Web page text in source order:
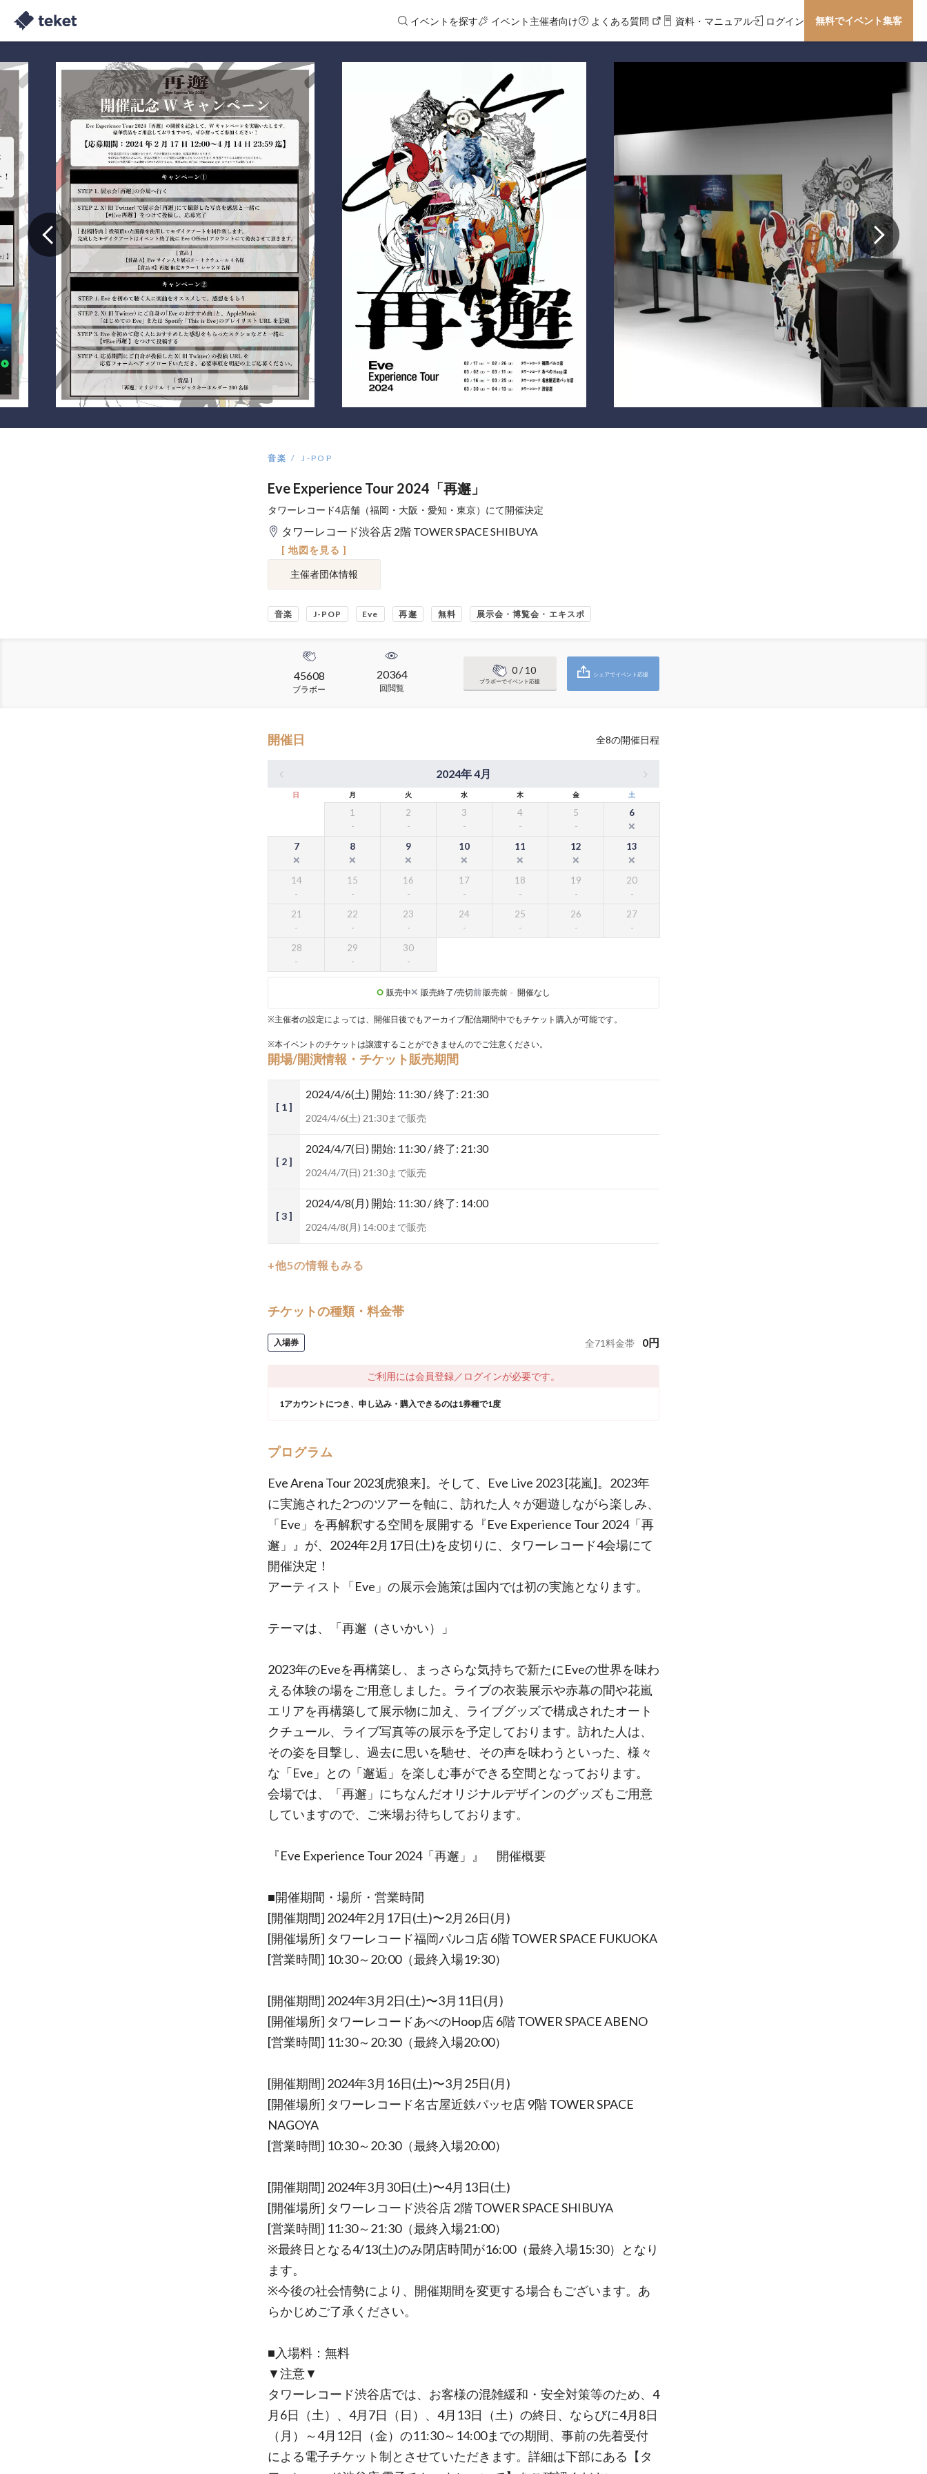
イベントを探す イベント主催者向け よくある質問 資料・マニュアル ログイン 無料でイベント集客
音楽 J-POP
Eve Experience Tour 2024「再邂」
タワーレコード4店舗（福岡・大阪・愛知・東京）にて開催決定
タワーレコード渋谷店 2階 TOWER SPACE SHIBUYA
[ 地図を見る ]
主催者団体情報
音楽 J-POP Eve 再邂 無料 展示会・博覧会・エキスポ
45608
ブラボー
20364
回閲覧
0/ 10
ブラボーでイベント応援
シェアでイベント応援
開催日 全8の開催日程
2024年 4月
日 月 火 水 木 金 土
1 2 3 4 5 6
7 8 9 10 11 12 13
14 15 16 17 18 19 20
21 22 23 24 25 26 27
28 29 30
販売中 販売終了/売切前販売前 - 開催なし
※主催者の設定によっては、開催日後でもアーカイブ配信期間中でもチケット購入が可能です。
※本イベントのチケットは譲渡することができませんのでご注意ください。
開場/開演情報・チケット販売期間
[ 1 ]
2024/4/6(土) 開始: 11:30 / 終了: 21:30
2024/4/6(土) 21:30まで販売
[ 2 ]
2024/4/7(日) 開始: 11:30 / 終了: 21:30
2024/4/7(日) 21:30まで販売
[ 3 ]
2024/4/8(月) 開始: 11:30 / 終了: 14:00
2024/4/8(月) 14:00まで販売
+他5の情報もみる
チケットの種類・料金帯
入場券 全71料金帯 0円
ご利用には会員登録／ログインが必要です。
1アカウントにつき、申し込み・購入できるのは1券種で1度
プログラム
Eve Arena Tour 2023[虎狼来]。そして、Eve Live 2023 [花嵐]。2023年
に実施された2つのツアーを軸に、訪れた人々が廻遊しながら楽しみ、
「Eve」を再解釈する空間を展開する『Eve Experience Tour 2024「再
邂」』が、2024年2月17日(土)を皮切りに、タワーレコード4会場にて
開催決定！
アーティスト「Eve」の展示会施策は国内では初の実施となります。
テーマは、「再邂（さいかい）」
2023年のEveを再構築し、まっさらな気持ちで新たにEveの世界を味わ
える体験の場をご用意しました。ライブの衣装展示や赤幕の間や花嵐
エリアを再構築して展示物に加え、ライブグッズで構成されたオート
クチュール、ライブ写真等の展示を予定しております。訪れた人は、
その姿を目撃し、過去に思いを馳せ、その声を味わうといった、様々
な「Eve」との「邂逅」を楽しむ事ができる空間となっております。
会場では、「再邂」にちなんだオリジナルデザインのグッズもご用意
していますので、ご来場お待ちしております。
『Eve Experience Tour 2024「再邂」』 開催概要
■開催期間・場所・営業時間
[開催期間] 2024年2月17日(土)〜2月26日(月)
[開催場所] タワーレコード福岡パルコ店 6階 TOWER SPACE FUKUOKA
[営業時間] 10:30～20:00（最終入場19:30）
[開催期間] 2024年3月2日(土)〜3月11日(月)
[開催場所] タワーレコードあべのHoop店 6階 TOWER SPACE ABENO
[営業時間] 11:30～20:30（最終入場20:00）
[開催期間] 2024年3月16日(土)〜3月25日(月)
[開催場所] タワーレコード名古屋近鉄パッセ店 9階 TOWER SPACE
NAGOYA
[営業時間] 10:30～20:30（最終入場20:00）
[開催期間] 2024年3月30日(土)〜4月13日(土)
[開催場所] タワーレコード渋谷店 2階 TOWER SPACE SHIBUYA
[営業時間] 11:30～21:30（最終入場21:00）
※最終日となる4/13(土)のみ閉店時間が16:00（最終入場15:30）となり
ます。
※今後の社会情勢により、開催期間を変更する場合もございます。あ
らかじめご了承ください。
■入場料：無料
▼注意▼
タワーレコード渋谷店では、お客様の混雑緩和・安全対策等のため、4
月6日（土）、4月7日（日）、4月13日（土）の終日、ならびに4月8日
（月）～4月12日（金）の11:30～14:00までの期間、事前の先着受付
による電子チケット制とさせていただきます。詳細は下部にある【タ